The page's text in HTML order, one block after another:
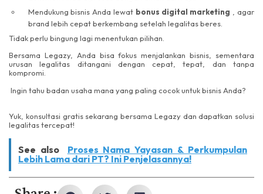
Mendukung bisnis Anda lewat bonus digital marketing , agar
brand lebih cepat berkembang setelah legalitas beres.
Tidak perlu bingung lagi menentukan pilihan.
Bersama Legazy, Anda bisa fokus menjalankan bisnis, sementara
urusan legalitas ditangani dengan cepat, tepat, dan tanpa
kompromi.
Ingin tahu badan usaha mana yang paling cocok untuk bisnis Anda?
Yuk, konsultasi gratis sekarang bersama Legazy dan dapatkan solusi
legalitas tercepat!
See also
Proses Nama Yayasan & Perkumpulan
Lebih Lama dari PT? Ini Penjelasannya!